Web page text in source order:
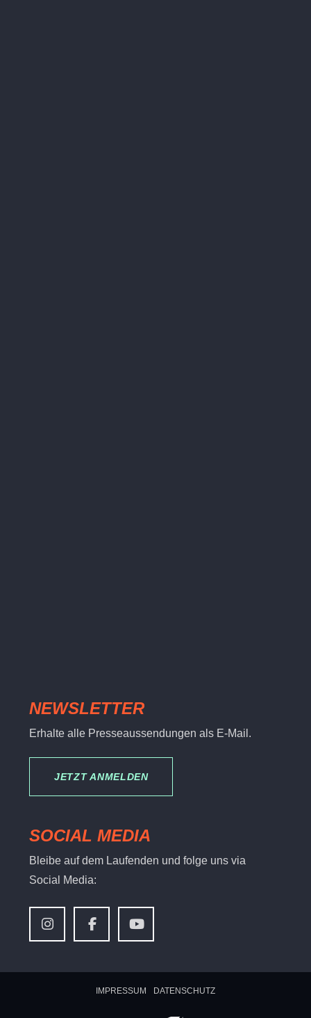
NEWSLETTER
Erhalte alle Presseaussendungen als E-Mail.
JETZT ANMELDEN
SOCIAL MEDIA
Bleibe auf dem Laufenden und folge uns via
Social Media:
IMPRESSUM DATENSCHUTZ